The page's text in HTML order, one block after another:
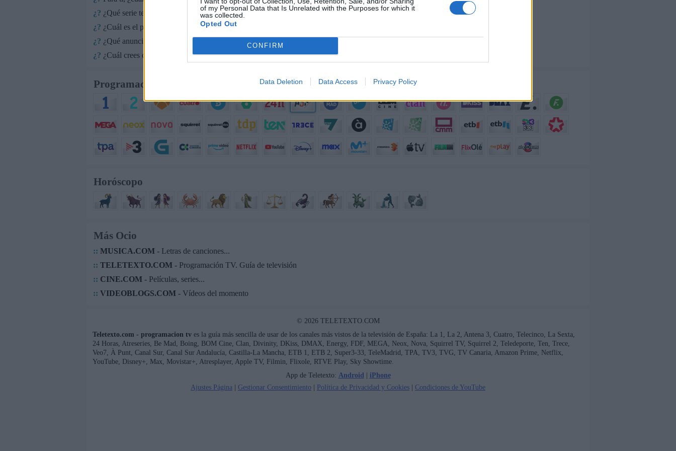
of my Personal Data that Is Unrelated with the Purposes for which it
was collected.
Opted Out
CONFIRM
Data Deletion Data Access Privacy Policy
¿? ¿Qué serie te gustaría que repusieran en televisión?
¿? ¿Cuál es el personaje de serie cómica con el que mejor te lo pasas?
¿? ¿Qué anuncio te gusta más de los que se emiten actualmente en TV?
¿? ¿Cuál crees que es el mejor programa que hay en la televisión?
Programación de Televisión
Horóscopo
Más Ocio
:: MUSICA.COM- Letras de canciones...
:: TELETEXTO.COM- Programación TV. Guía de televisión
:: CINE.COM- Películas, series...
:: VIDEOBLOGS.COM- Vídeos del momento
© 2026 TELETEXTO.COM
Teletexto.com - programacion tv es la guía más sencilla de usar de los canales más vistos de la televisión de España: La 1, La 2, Antena 3, Cuatro, Telecinco, La Sexta,
24 Horas, Atreseries, Be Mad, Boing, BOM Cine, Clan, Divinity, DKiss, DMAX, Energy, FDF, MEGA, Neox, Nova, Squirrel TV, Squirrel 2, Teledeporte, Ten, Trece,
Veo7, À Punt, Canal Sur, Canal Sur Andalucía, Castilla-La Mancha, ETB 1, ETB 2, Super3-33, TeleMadrid, TPA, TV3, TVG, TV Canaria, Amazon Prime, Netflix,
YouTube, Disney+, Max, Movistar+, Atresplayer, Apple TV, Filmin, Flixole, RTVE Play, Sky Showtime.
App de Teletexto: Android | iPhone
Ajustes Página | Gestionar Consentimiento | Política de Privacidad y Cookies | Condiciones de YouTube